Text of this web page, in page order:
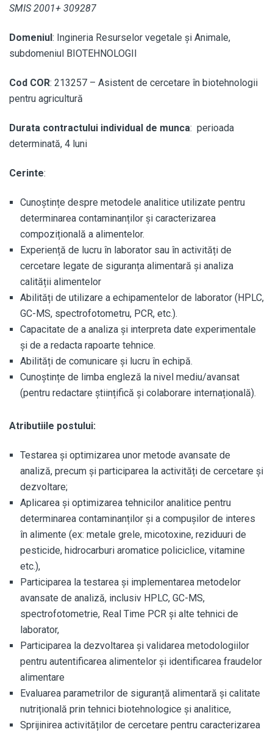
SMIS 2001+ 309287
Domeniul : Ingineria Resurselor vegetale şi Animale,
subdomeniul BIOTEHNOLOGII
Cod COR: 213257 – Asistent de cercetare în biotehnologii
pentru agricultură
Durata contractului individual de munca: perioada
determinată, 4 luni
Cerinte:
Cunoștințe despre metodele analitice utilizate pentru
determinarea contaminanților și caracterizarea
compozițională a alimentelor.
Experiență de lucru în laborator sau în activități de
cercetare legate de siguranța alimentară și analiza
calității alimentelor
Abilități de utilizare a echipamentelor de laborator (HPLC,
GC-MS, spectrofotometru, PCR, etc.).
Capacitate de a analiza și interpreta date experimentale
și de a redacta rapoarte tehnice.
Abilități de comunicare și lucru în echipă.
Cunoștințe de limba engleză la nivel mediu/avansat
(pentru redactare științifică și colaborare internațională).
Atributiile postului:
Testarea și optimizarea unor metode avansate de
analiză, precum și participarea la activități de cercetare și
dezvoltare;
Aplicarea și optimizarea tehnicilor analitice pentru
determinarea contaminanților și a compușilor de interes
în alimente (ex: metale grele, micotoxine, reziduuri de
pesticide, hidrocarburi aromatice policiclice, vitamine
etc.),
Participarea la testarea și implementarea metodelor
avansate de analiză, inclusiv HPLC, GC-MS,
spectrofotometrie, Real Time PCR și alte tehnici de
laborator,
Participarea la dezvoltarea și validarea metodologiilor
pentru autentificarea alimentelor și identificarea fraudelor
alimentare
Evaluarea parametrilor de siguranță alimentară și calitate
nutrițională prin tehnici biotehnologice și analitice,
Sprijinirea activităților de cercetare pentru caracterizarea